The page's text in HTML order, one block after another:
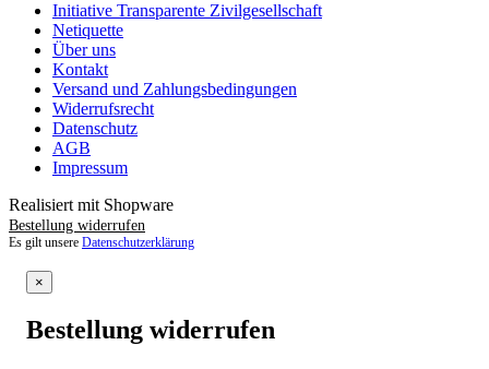
Initiative Transparente Zivilgesellschaft
Netiquette
Über uns
Kontakt
Versand und Zahlungsbedingungen
Widerrufsrecht
Datenschutz
AGB
Impressum
Realisiert mit Shopware
Bestellung widerrufen
Es gilt unsere Datenschutzerklärung
×
Bestellung widerrufen